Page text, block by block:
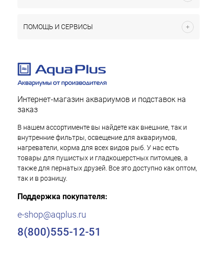
ПОМОЩЬ И СЕРВИСЫ
Интернет-магазин аквариумов и подставок на
заказ
В нашем ассортименте вы найдете как внешние, так и
внутренние фильтры, освещение для аквариумов,
нагреватели, корма для всех видов рыб. У нас есть
товары для пушистых и гладкошерстных питомцев, а
также для пернатых друзей. Все это доступно как оптом,
так и в розницу.
Поддержка покупателя:
e-shop@aqplus.ru
8(800)555-12-51